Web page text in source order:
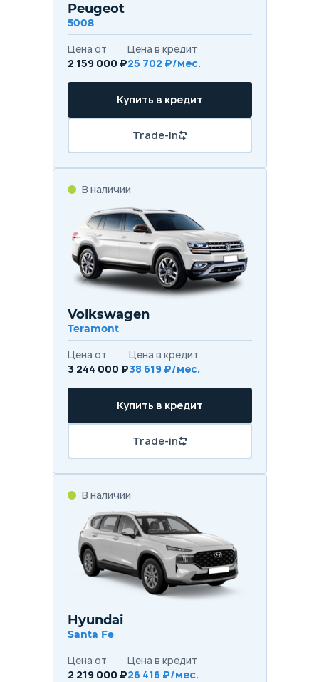
Peugeot
5008
Цена от
2 159 000 ₽
Цена в кредит
25 702 ₽/мес.
Купить в кредит
Trade-in
В наличии
Volkswagen
Teramont
Цена от
3 244 000 ₽
Цена в кредит
38 619 ₽/мес.
Купить в кредит
Trade-in
В наличии
Hyundai
Santa Fe
Цена от
2 219 000 ₽
Цена в кредит
26 416 ₽/мес.